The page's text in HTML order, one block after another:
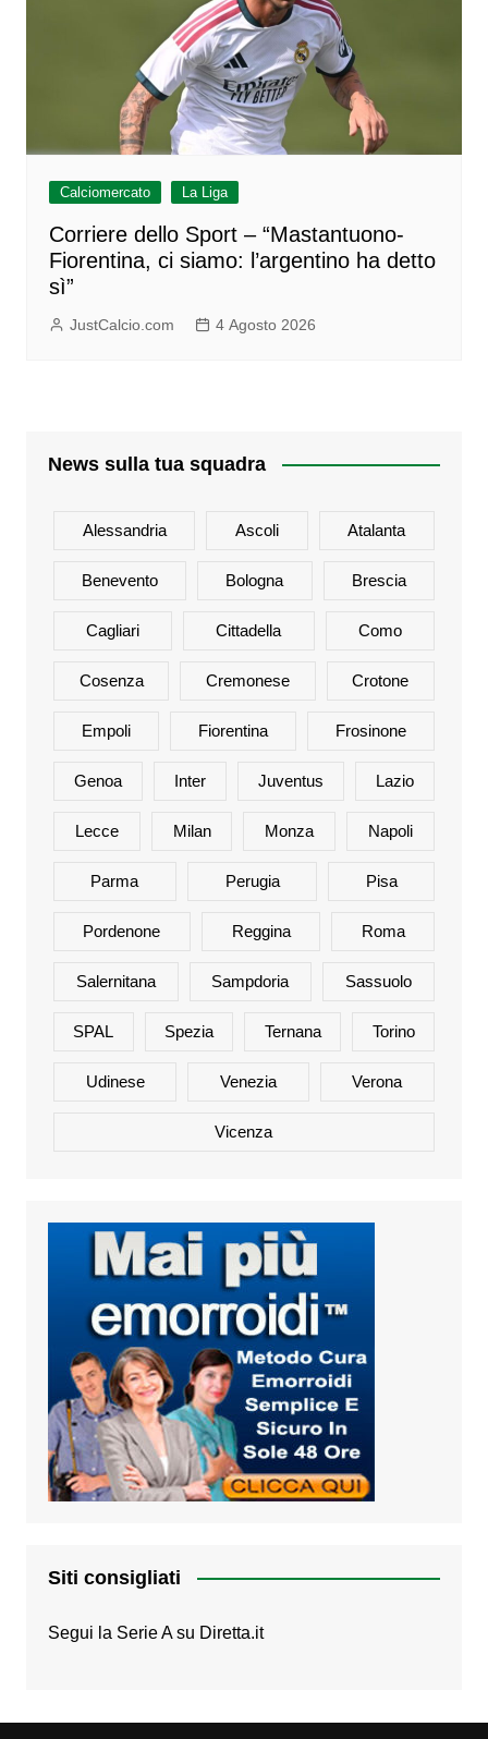
Calciomercato La Liga
Corriere dello Sport – “Mastantuono-
Fiorentina, ci siamo: l’argentino ha detto
sì”
JustCalcio.com 4 Agosto 2026
News sulla tua squadra
Alessandria Ascoli Atalanta
Benevento Bologna Brescia
Cagliari Cittadella Como
Cosenza Cremonese Crotone
Empoli Fiorentina Frosinone
Genoa Inter Juventus Lazio
Lecce Milan Monza Napoli
Parma Perugia Pisa
Pordenone Reggina Roma
Salernitana Sampdoria Sassuolo
SPAL Spezia Ternana Torino
Udinese Venezia Verona
Vicenza
Siti consigliati
Segui la Serie A su Diretta.it